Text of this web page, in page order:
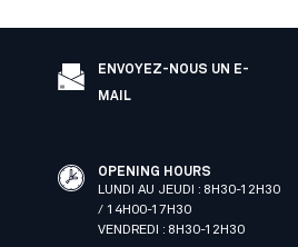
ENVOYEZ-NOUS UN E-
MAIL
OPENING HOURS
LUNDI AU JEUDI : 8H30-12H30
/ 14H00-17H30
VENDREDI : 8H30-12H30